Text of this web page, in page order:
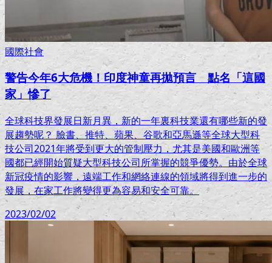
國際社會
警告今年6大危機！印度神童再拋預言 點名「這國
家」慘了
全球科技界發展日新月異，新的一年裏科技業還有哪些新的發
展趨勢呢？ 臉書、推特、蘋果、谷歌和亞馬遜等全球大型科
技公司2021年將受到更大的管制壓力，尤其是美國和歐洲等
國都已經開始質疑大型科技公司所掌握的競爭優勢。由於全球
新冠疫情的影響，遠端工作和網絡連線的領域將得到進一步的
發展，在家工作將變得更為容易和安全可靠。
2023/02/02